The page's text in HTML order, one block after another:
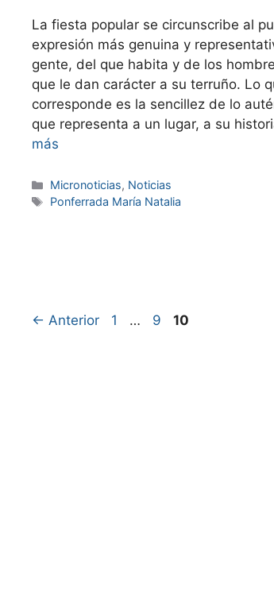
La fiesta popular se circunscribe al
expresión más genuina y
gente, del que habita y de los
que le dan carácter a su terruño. Lo
corresponde es la sencillez de lo
que representa a un lugar, a su
más
Micronoticias, Noticias
Ponferrada María Natalia
← Anterior 1 … 9 10